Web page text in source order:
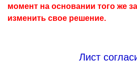
момент на основании того же
изменить свое решение.
Лист